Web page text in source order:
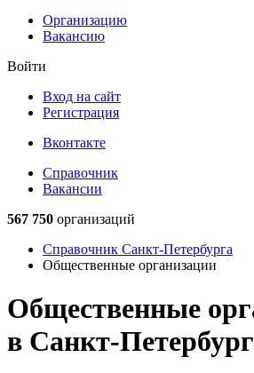
Организацию
Вакансию
Войти
Вход на сайт
Регистрация
Вконтакте
Справочник
Вакансии
567 750 организаций
Справочник Санкт-Петербурга
Общественные организации
Общественные
в Санкт-